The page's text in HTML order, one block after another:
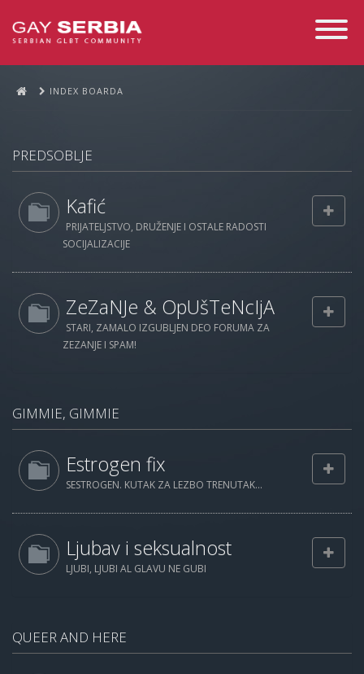
Toggle
INDEX BOARDA
PREDSOBLJE
Kafić
PRIJATELJSTVO, DRUŽENJE I OSTALE RADOSTI
SOCIJALIZACIJE
ZeZaNJe & OpUšTeNcIjA
STARI, ZAMALO IZGUBLJEN DEO FORUMA ZA
ZEZANJE I SPAM!
GIMMIE, GIMMIE
Estrogen fix
SESTROGEN. KUTAK ZA LEZBO TRENUTAK...
Ljubav i seksualnost
LJUBI, LJUBI AL GLAVU NE GUBI
QUEER AND HERE